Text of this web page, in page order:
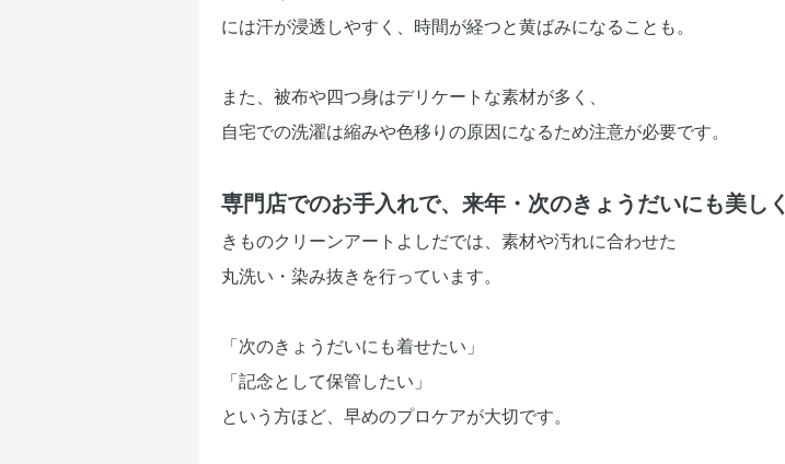
には汗が浸透しやすく、時間が経つと黄ばみになることも。
また、被布や四つ身はデリケートな素材が多く、
自宅での洗濯は縮みや色移りの原因になるため注意が必要です。
専門店でのお手入れで、来年・次のきょうだいにも美しく
きものクリーンアートよしだでは、素材や汚れに合わせた
丸洗い・染み抜きを行っています。
「次のきょうだいにも着せたい」
「記念として保管したい」
という方ほど、早めのプロケアが大切です。